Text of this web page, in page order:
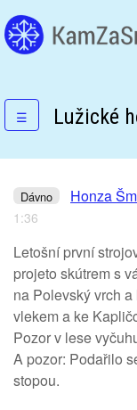
☰ Lužické
Dávno Honza
1:36
Letošní první
projeto skútrem s
na Polevský vrch
vlekem a ke
Pozor v lese
A pozor: Podařilo
stopou.